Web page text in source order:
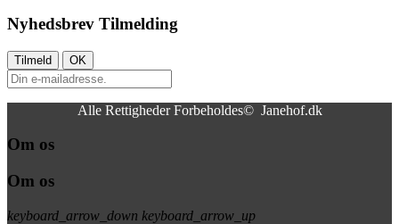
Nyhedsbrev Tilmelding
Alle Rettigheder Forbeholdes© Janehof.dk
Om os
Om os
keyboard_arrow_down keyboard_arrow_up